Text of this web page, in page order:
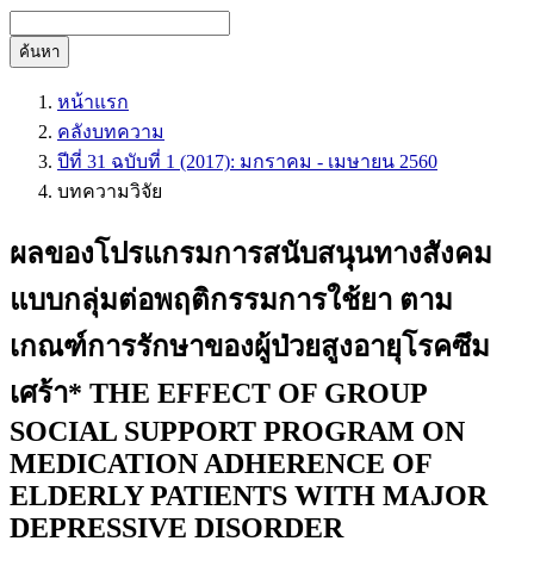
ค้นหา
หน้าแรก
คลังบทความ
ปีที่ 31 ฉบับที่ 1 (2017): มกราคม - เมษายน 2560
บทความวิจัย
ผลของโปรแกรมการสนับสนุนทางสังคม
แบบกลุ่มต่อพฤติกรรมการใช้ยา ตาม
เกณฑ์การรักษาของผู้ป่วยสูงอายุโรคซึม
เศร้า* THE EFFECT OF GROUP
SOCIAL SUPPORT PROGRAM ON
MEDICATION ADHERENCE OF
ELDERLY PATIENTS WITH MAJOR
DEPRESSIVE DISORDER